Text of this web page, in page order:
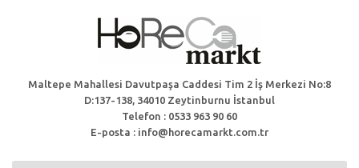
Maltepe Mahallesi Davutpaşa Caddesi Tim 2 İş Merkezi No:8
D:137-138, 34010 Zeytinburnu İstanbul
Telefon : 0533 963 90 60
E-posta : info@horecamarkt.com.tr